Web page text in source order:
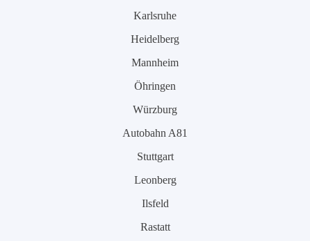
Karlsruhe
Heidelberg
Mannheim
Öhringen
Würzburg
Autobahn A81
Stuttgart
Leonberg
Ilsfeld
Rastatt